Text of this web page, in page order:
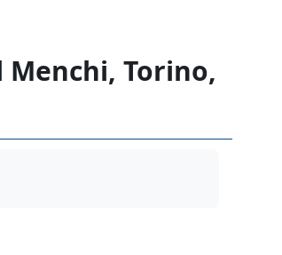
Menchi, Torino,